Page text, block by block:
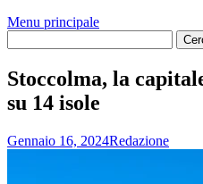
Menu principale
Stoccolma, la
su 14 isole
Gennaio 16, 2024Redazione